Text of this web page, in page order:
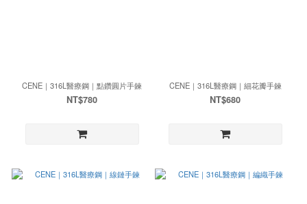
CENE｜316L醫療鋼｜點鑽圓片手鍊
NT$780
CENE｜316L醫療鋼｜細花瓣手鍊
NT$680